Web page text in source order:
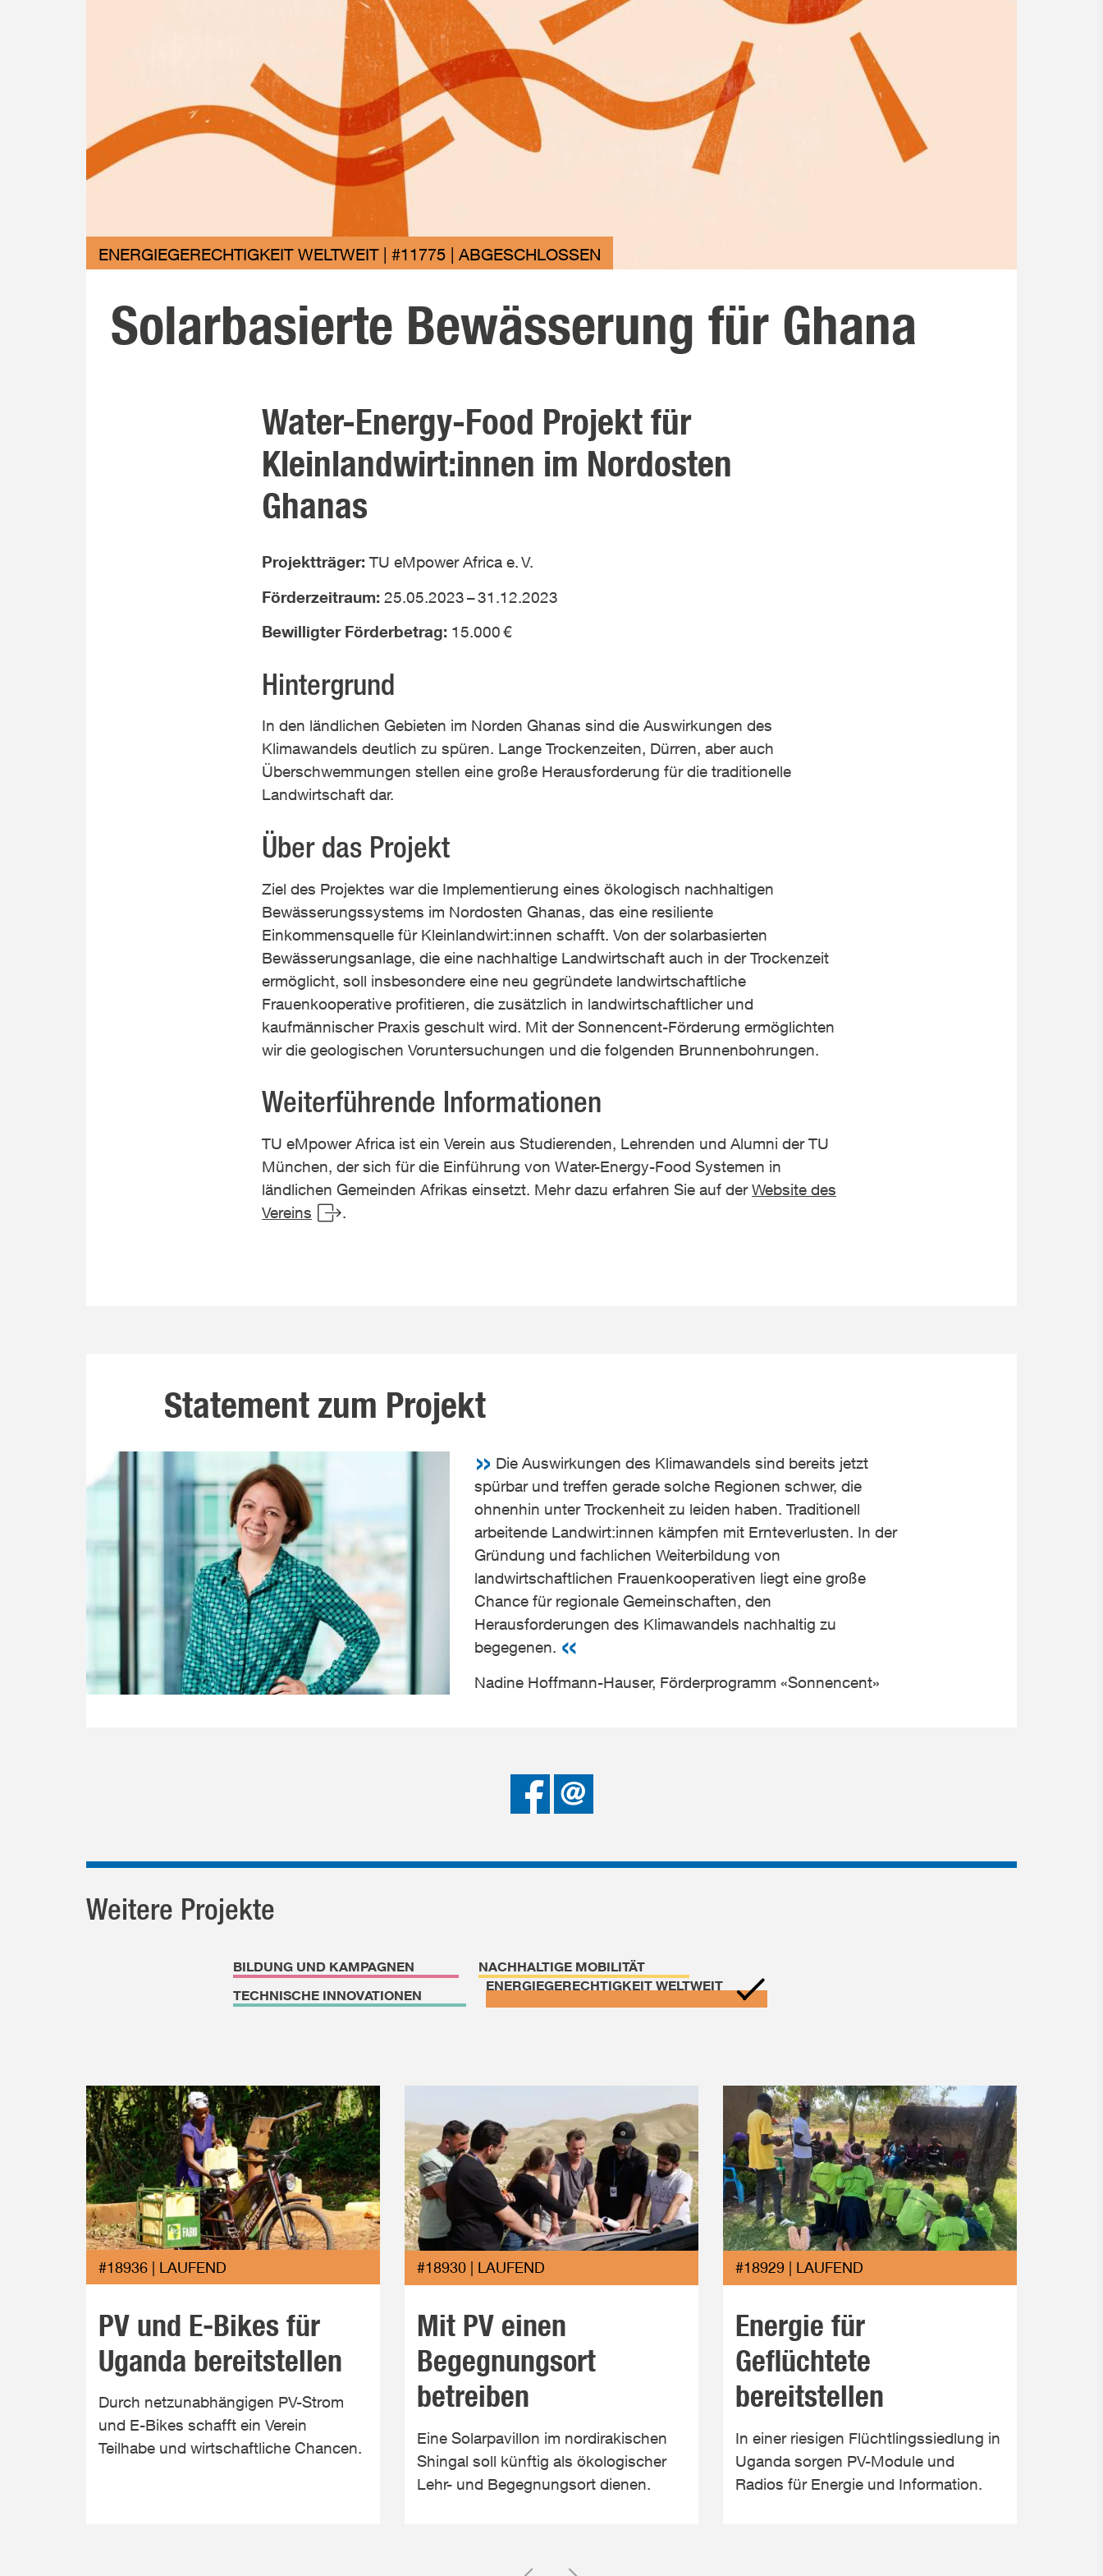
ENERGIEGERECHTIGKEIT WELTWEIT | #11775 | ABGESCHLOSSEN
Solarbasierte Bewässerung für Ghana
Water-Energy-Food Projekt für
Kleinlandwirt:innen im Nordosten
Ghanas
Projektträger: TU eMpower Africa e.V.
Förderzeitraum: 25.05.2023–31.12.2023
Bewilligter Förderbetrag: 15.000€
Hintergrund
In den ländlichen Gebieten im Norden Ghanas sind die Auswirkungen des
Klimawandels deutlich zu spüren. Lange Trockenzeiten, Dürren, aber auch
Überschwemmungen stellen eine große Herausforderung für die traditionelle
Landwirtschaft dar.
Über das Projekt
Ziel des Projektes war die Implementierung eines ökologisch nachhaltigen
Bewässerungssystems im Nordosten Ghanas, das eine resiliente
Einkommensquelle für Kleinlandwirt:innen schafft. Von der solarbasierten
Bewässerungsanlage, die eine nachhaltige Landwirtschaft auch in der Trockenzeit
ermöglicht, soll insbesondere eine neu gegründete landwirtschaftliche
Frauenkooperative profitieren, die zusätzlich in landwirtschaftlicher und
kaufmännischer Praxis geschult wird. Mit der Sonnencent-Förderung ermöglichten
wir die geologischen Voruntersuchungen und die folgenden Brunnenbohrungen.
Weiterführende Informationen
TU eMpower Africa ist ein Verein aus Studierenden, Lehrenden und Alumni der TU
München, der sich für die Einführung von Water-Energy-Food Systemen in
ländlichen Gemeinden Afrikas einsetzt. Mehr dazu erfahren Sie auf derWebsite des
Vereins
.
Statement zum Projekt
Die Auswirkungen des Klimawandels sind bereits jetzt
spürbar und treffen gerade solche Regionen schwer, die
ohnenhin unter Trockenheit zu leiden haben. Traditionell
arbeitende Landwirt:innen kämpfen mit Ernteverlusten. In der
Gründung und fachlichen Weiterbildung von
landwirtschaftlichen Frauenkooperativen liegt eine große
Chance für regionale Gemeinschaften, den
Herausforderungen des Klimawandels nachhaltig zu
begegenen.
Nadine Hoffmann-Hauser, Förderprogramm «Sonnencent»
Bei
Facebook
Weitere Projekte
BILDUNG UND KAMPAGNEN
NACHHALTIGE MOBILITÄT
TECHNISCHE INNOVATIONEN
ENERGIEGERECHTIGKEIT WELTWEIT
#18936 | LAUFEND
PV und E-Bikes für
Uganda bereitstellen
Durch netzunabhängigen PV-Strom
und E-Bikes schafft ein Verein
Teilhabe und wirtschaftliche Chancen.
#18930 | LAUFEND
Mit PV einen
Begegnungsort
betreiben
Eine Solarpavillon im nordirakischen
Shingal soll künftig als ökologischer
Lehr- und Begegnungsort dienen.
#18929 | LAUFEND
Energie für
Geflüchtete
bereitstellen
In einer riesigen Flüchtlingssiedlung in
Uganda sorgen PV-Module und
Radios für Energie und Information.